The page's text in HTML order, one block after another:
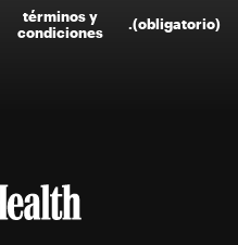
términos y
condiciones
.(obligatorio)